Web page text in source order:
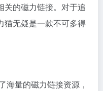
关的磁力链接。对于追
猫无疑是一款不可多得
海量的磁力链接资源，